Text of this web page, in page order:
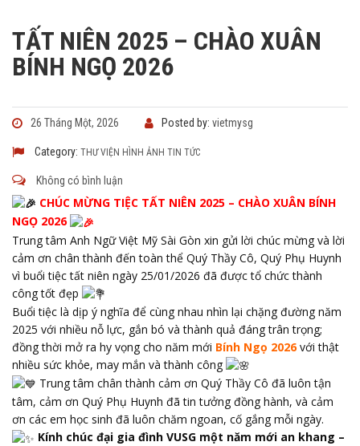
TẤT NIÊN 2025 – CHÀO XUÂN
BÍNH NGỌ 2026
26 Tháng Một, 2026 Posted by: vietmysg
Category: THƯ VIỆN HÌNH ẢNH TIN TỨC
Không có bình luận
CHÚC MỪNG TIỆC TẤT NIÊN 2025 – CHÀO XUÂN BÍNH
NGỌ 2026
Trung tâm Anh Ngữ Việt Mỹ Sài Gòn xin gửi lời chúc mừng và lời
cảm ơn chân thành đến toàn thể Quý Thầy Cô, Quý Phụ Huynh
vì buổi tiệc tất niên ngày 25/01/2026 đã được tổ chức thành
công tốt đẹp
Buổi tiệc là dịp ý nghĩa để cùng nhau nhìn lại chặng đường năm
2025 với nhiều nỗ lực, gắn bó và thành quả đáng trân trọng;
đồng thời mở ra hy vọng cho năm mới Bính Ngọ 2026với thật
nhiều sức khỏe, may mắn và thành công
Trung tâm chân thành cảm ơn Quý Thầy Cô đã luôn tận
tâm, cảm ơn Quý Phụ Huynh đã tin tưởng đồng hành, và cảm
ơn các em học sinh đã luôn chăm ngoan, cố gắng mỗi ngày.
Kính chúc đại gia đình VUSG một năm mới an khang –